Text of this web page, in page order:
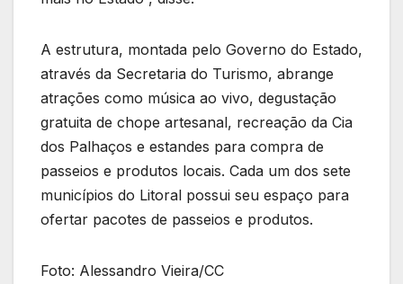
A estrutura, montada pelo Governo do Estado,
através da Secretaria do Turismo, abrange
atrações como música ao vivo, degustação
gratuita de chope artesanal, recreação da Cia
dos Palhaços e estandes para compra de
passeios e produtos locais. Cada um dos sete
municípios do Litoral possui seu espaço para
ofertar pacotes de passeios e produtos.
Foto: Alessandro Vieira/CC